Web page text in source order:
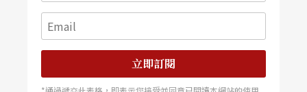
立即訂閱